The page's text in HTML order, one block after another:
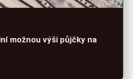
možnou výši půjčky na